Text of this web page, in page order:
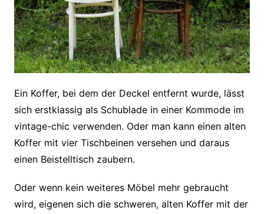
Ein Koffer, bei dem der Deckel entfernt wurde, lässt
sich erstklassig als Schublade in einer Kommode im
vintage-chic verwenden. Oder man kann einen alten
Koffer mit vier Tischbeinen versehen und daraus
einen Beistelltisch zaubern.
Oder wenn kein weiteres Möbel mehr gebraucht
wird, eigenen sich die schweren, alten Koffer mit der